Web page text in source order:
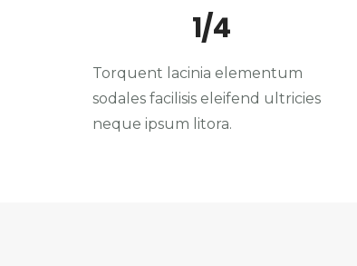
1/4
Torquent lacinia elementum
sodales facilisis eleifend ultricies
neque ipsum litora.